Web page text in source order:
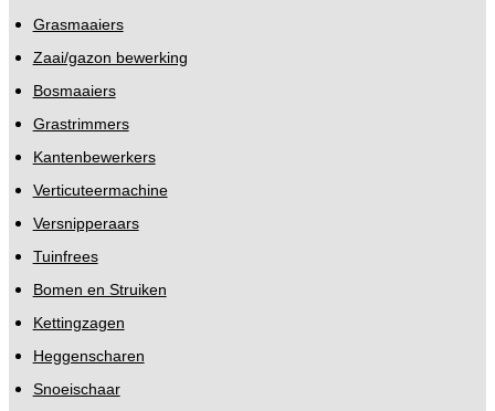
Grasmaaiers
Zaai/gazon bewerking
Bosmaaiers
Grastrimmers
Kantenbewerkers
Verticuteermachine
Versnipperaars
Tuinfrees
Bomen en Struiken
Kettingzagen
Heggenscharen
Snoeischaar